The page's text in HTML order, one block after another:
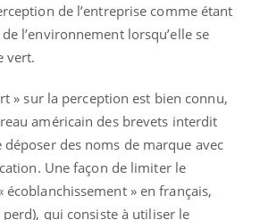
de l’entreprise comme étant
l’environnement lorsqu’elle se
vert.
» sur la perception est bien connu,
américain des brevets interdit
des noms de marque avec
Une façon de limiter le
écoblanchissement » en français,
perd), qui consiste à utiliser le